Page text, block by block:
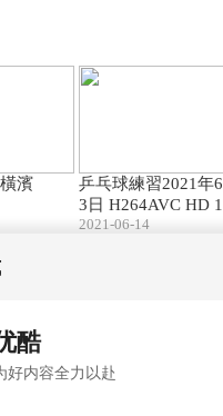
濱
乒乓球練習2021年
3日 H264AVC HD
60Mbps
2021-06-14
酷
好内容全力以赴